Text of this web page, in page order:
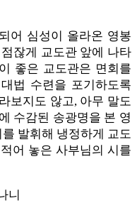
어 심성이 올라온 영봉
잖게 교도관 앞에 나타
좋은 교도관은 면회를
법 수련을 포기하도록
보지도 않고, 아무 말도
수감된 송광명을 본 영
발휘해 냉정하게 교도
어 놓은 사부님의 시를
니